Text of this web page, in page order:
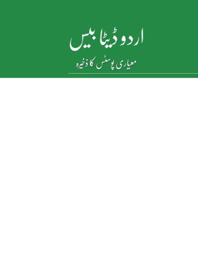
اردو ڈیٹا بیس
معیاری پوسٹس کا ذخیرہ